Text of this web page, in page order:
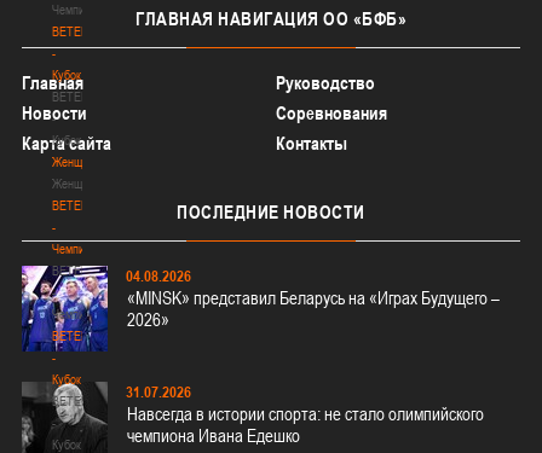
Чемпионат
BETERA
-
Кубок
BETERA
-
Кубок
Женщины
Женщины
BETERA
-
Чемпионат
BETERA
-
Чемпионат
BETERA
-
Кубок
BETERA
-
Кубок
ГЛАВНАЯ НАВИГАЦИЯ ОО «БФБ»
Главная
Руководство
Новости
Соревнования
Карта сайта
Контакты
ПОСЛЕДНИЕ НОВОСТИ
04.08.2026
«MINSK» представил Беларусь на «Играх Будущего –
2026»
31.07.2026
Навсегда в истории спорта: не стало олимпийского
чемпиона Ивана Едешко